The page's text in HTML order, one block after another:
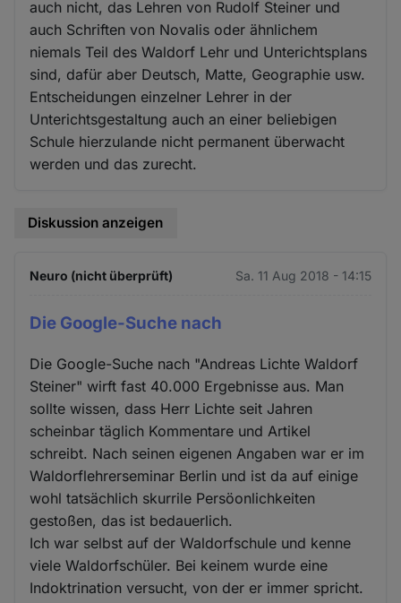
auch nicht, das Lehren von Rudolf Steiner und
auch Schriften von Novalis oder ähnlichem
niemals Teil des Waldorf Lehr und Unterichtsplans
sind, dafür aber Deutsch, Matte, Geographie usw.
Entscheidungen einzelner Lehrer in der
Unterichtsgestaltung auch an einer beliebigen
Schule hierzulande nicht permanent überwacht
werden und das zurecht.
Diskussion anzeigen
Neuro (nicht überprüft) Sa. 11 Aug 2018 - 14:15
Die Google-Suche nach
Die Google-Suche nach "Andreas Lichte Waldorf
Steiner" wirft fast 40.000 Ergebnisse aus. Man
sollte wissen, dass Herr Lichte seit Jahren
scheinbar täglich Kommentare und Artikel
schreibt. Nach seinen eigenen Angaben war er im
Waldorflehrerseminar Berlin und ist da auf einige
wohl tatsächlich skurrile Persöonlichkeiten
gestoßen, das ist bedauerlich.
Ich war selbst auf der Waldorfschule und kenne
viele Waldorfschüler. Bei keinem wurde eine
Indoktrination versucht, von der er immer spricht.